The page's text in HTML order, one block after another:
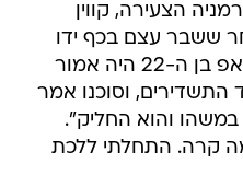
הצעירה, קווין
ששבר עצם בכף ידו
במהלך צילום פרסומת. טראפ בן ה-22 היה אמור
התשדירים, וסוכנו אמר
והוא החליק".
קרה. התחלתי ללכת